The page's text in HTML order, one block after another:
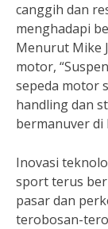
canggih dan
menghadapi
Menurut Mike
motor,
sepeda motor
handling dan
bermanuver di
Inovasi
sport terus
pasar dan
terobosan-